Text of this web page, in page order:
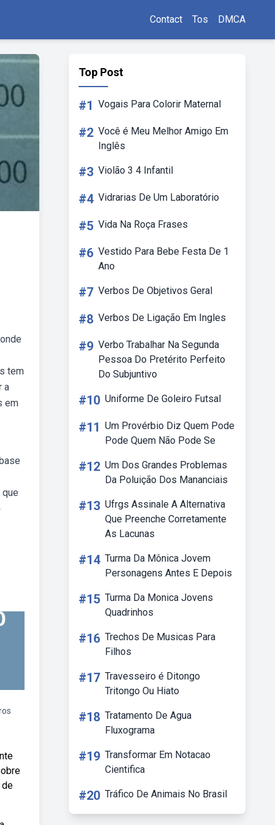
Contact Tos DMCA
tem
a
em
de
Top Post
#1 Vogais Para Colorir Maternal
#2 Você é Meu Melhor Amigo Em
Inglês
#3 Violão 3 4 Infantil
#4 Vidrarias De Um Laboratório
#5 Vida Na Roça Frases
#6 Vestido Para Bebe Festa De 1
Ano
#7 Verbos De Objetivos Geral
#8 Verbos De Ligação Em Ingles
#9 Verbo Trabalhar Na Segunda
Pessoa Do Pretérito Perfeito
Do Subjuntivo
#10 Uniforme De Goleiro Futsal
#11 Um Provérbio Diz Quem Pode
Pode Quem Não Pode Se
#12 Um Dos Grandes Problemas
Da Poluição Dos Mananciais
#13 Ufrgs Assinale A Alternativa
Que Preenche Corretamente
As Lacunas
#14 Turma Da Mônica Jovem
Personagens Antes E Depois
#15 Turma Da Monica Jovens
Quadrinhos
#16 Trechos De Musicas Para
Filhos
#17 Travesseiro é Ditongo
Tritongo Ou Hiato
#18 Tratamento De Agua
Fluxograma
#19 Transformar Em Notacao
Cientifica
#20 Tráfico De Animais No Brasil